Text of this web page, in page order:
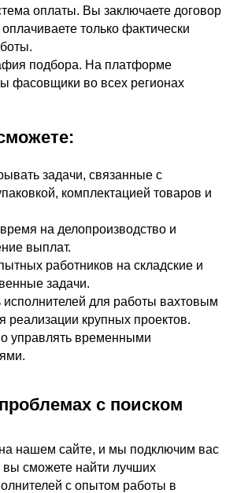
оплаты. Вы заключаете договор
только фактически
подбора. На платформе
фасовщики во всех регионах
задачи, связанные с
комплектацией товаров и
на делопроизводство и
выплат.
работников на складские и
задачи.
исполнителей для работы вахтовым
реализации крупных проектов.
управлять временными
с поиском
на нашем сайте, и мы подключим вас
вы сможете найти лучших
с опытом работы в